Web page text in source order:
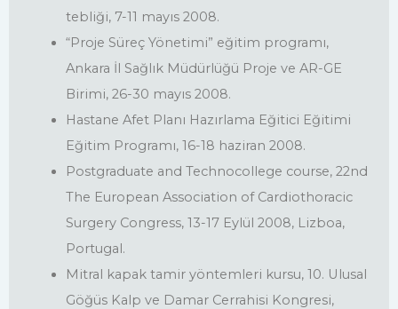
tebliği, 7-11 mayıs 2008.
“Proje Süreç Yönetimi” eğitim programı,
Ankara İl Sağlık Müdürlüğü Proje ve AR-GE
Birimi, 26-30 mayıs 2008.
Hastane Afet Planı Hazırlama Eğitici Eğitimi
Eğitim Programı, 16-18 haziran 2008.
Postgraduate and Technocollege course, 22nd
The European Association of Cardiothoracic
Surgery Congress, 13-17 Eylül 2008, Lizboa,
Portugal.
Mitral kapak tamir yöntemleri kursu, 10. Ulusal
Göğüs Kalp ve Damar Cerrahisi Kongresi,